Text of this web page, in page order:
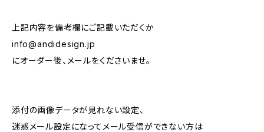
上記内容を備考欄にご記載いただくか
info@andidesign.jp
にオーダー後、メールをくださいませ。
添付の画像データが見れない設定、
迷惑メール設定になってメール受信ができない方は